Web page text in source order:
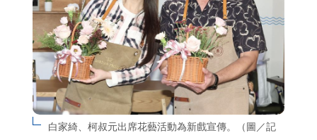
白家綺、柯叔元出席花藝活動為新戲宣傳。（圖／記